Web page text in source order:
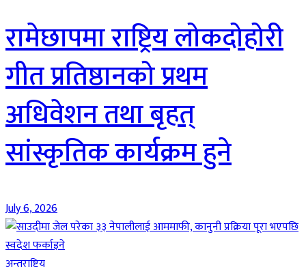
रामेछापमा राष्ट्रिय लोकदोहोरी
गीत प्रतिष्ठानको प्रथम
अधिवेशन तथा बृहत्
सांस्कृतिक कार्यक्रम हुने
July 6, 2026